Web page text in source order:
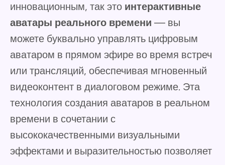
инновационным, так это интерактивные
аватары реального времени — вы
можете буквально управлять цифровым
аватаром в прямом эфире во время встреч
или трансляций, обеспечивая мгновенный
видеоконтент в диалоговом режиме. Эта
технология создания аватаров в реальном
времени в сочетании с
высококачественными визуальными
эффектами и выразительностью позволяет